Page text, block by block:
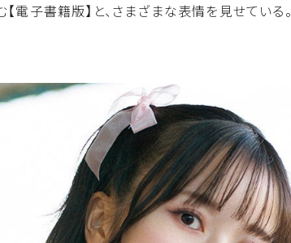
電子書籍版】と、 さまざまな表情を見せている。